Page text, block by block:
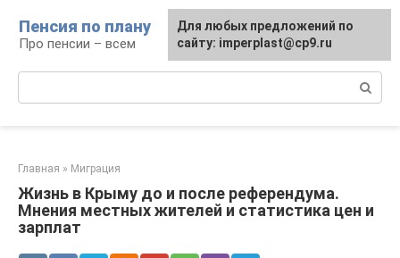
контенту
Пенсия по плану
Про пенсии – всем
Главная » Миграция
Жизнь в Крыму до и после референдума.
Мнения местных жителей и статистика цен и
зарплат
Для любых предложений по
сайту: imperplast@cp9.ru